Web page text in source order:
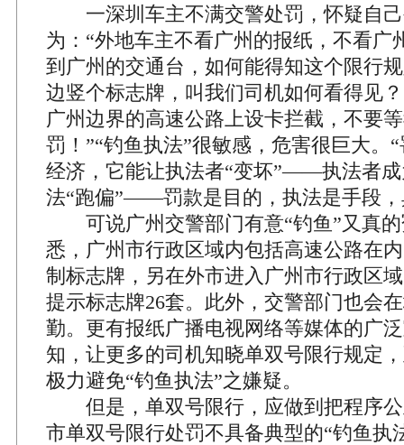
一深圳车主不满交警处罚，怀疑自己
为：“外地车主不看广州的报纸，不看广
到广州的交通台，如何能得知这个限行
边竖个标志牌，叫我们司机如何看得见
广州边界的高速公路上设卡拦截，不要
罚！”“钓鱼执法”很敏感，危害很巨大。
经济，它能让执法者“变坏”——执法者成
法“跑偏”——罚款是目的，执法是手段
可说广州交警部门有意“钓鱼”又真的
悉，广州市行政区域内包括高速公路在
制标志牌，另在外市进入广州市行政区
提示标志牌26套。此外，交警部门也会
勤。更有报纸广播电视网络等媒体的广
知，让更多的司机知晓单双号限行规定
极力避免“钓鱼执法”之嫌疑。
但是，单双号限行，应做到把程序公
市单双号限行处罚不具备典型的“钓鱼执